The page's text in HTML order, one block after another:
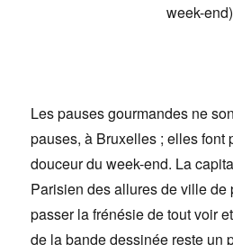
week-
Les pauses gourmandes ne
pauses, à Bruxelles ; elles font
douceur du week-end. La
Parisien des allures de ville de
passer la frénésie de tout voir
de la bande dessinée reste un